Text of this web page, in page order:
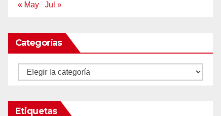
« May Jul »
Categorías
Categorías
Etiquetas